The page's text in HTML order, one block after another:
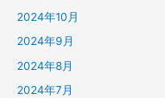
2024年10月
2024年9月
2024年8月
2024年7月